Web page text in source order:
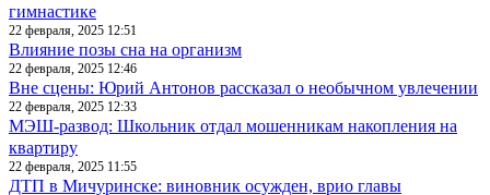
гимнастике
22 февраля, 2025 12:51
Влияние позы сна на организм
22 февраля, 2025 12:46
Вне сцены: Юрий Антонов рассказал о необычном увлечении
22 февраля, 2025 12:33
МЭШ-развод: Школьник отдал мошенникам накопления на
квартиру
22 февраля, 2025 11:55
ДТП в Мичуринске: виновник осужден, врио главы